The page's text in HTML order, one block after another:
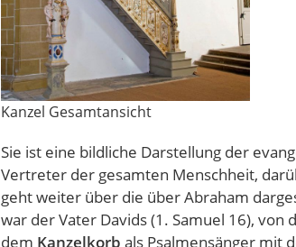
Kanzel Gesamtansicht
Sie ist eine bildliche Darstellung der
Vertreter der gesamten Menschheit,
geht weiter über die über Abraham
war der Vater Davids (1. Samuel 16), von
dem Kanzelkorb als Psalmensänger mit